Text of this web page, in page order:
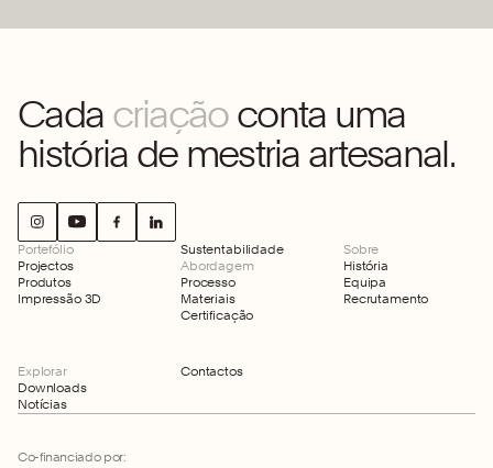
Cada criaçãoconta uma
história de mestria artesanal.
Portefólio
Projectos
Produtos
Impressão 3D
Sustentabilidade
Abordagem
Processo
Materiais
Certificação
Sobre
História
Equipa
Recrutamento
Explorar
Downloads
Notícias
Contactos
Co-financiado por: